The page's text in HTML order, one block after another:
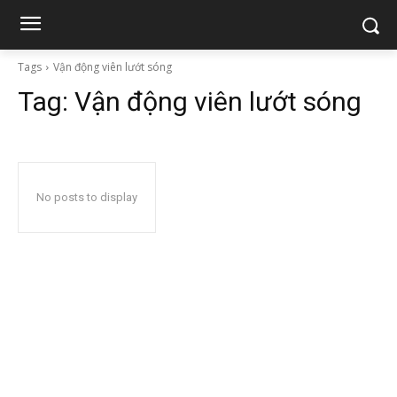
Tags Vận động viên lướt sóng
Tag: Vận động viên lướt sóng
No posts to display